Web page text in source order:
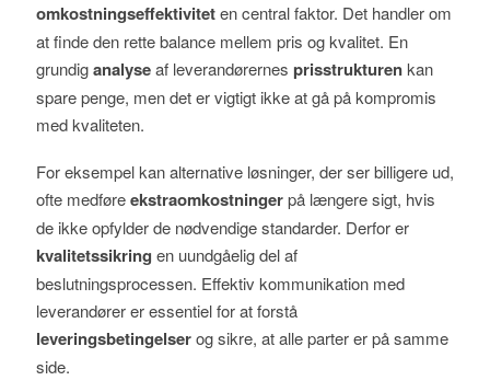
omkostningseffektiviteten central faktor. Det handler om
at finde den rette balance mellem pris og kvalitet. En
grundiganalyseaf leverandørernes prisstrukturenkan
spare penge, men det er vigtigt ikke at gå på kompromis
med kvaliteten.
For eksempel kan alternative løsninger, der ser billigere ud,
ofte medføreekstraomkostningerpå længere sigt, hvis
de ikke opfylder de nødvendige standarder. Derfor er
kvalitetssikring en uundgåelig del af
beslutningsprocessen. Effektiv kommunikation med
leverandører er essentiel for at forstå
leveringsbetingelserog sikre, at alle parter er på samme
side.